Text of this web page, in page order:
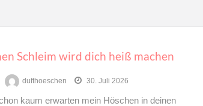
Schleim wird dich heiß machen
dufthoeschen 30. Juli 2026
kaum erwarten mein Höschen in deinen